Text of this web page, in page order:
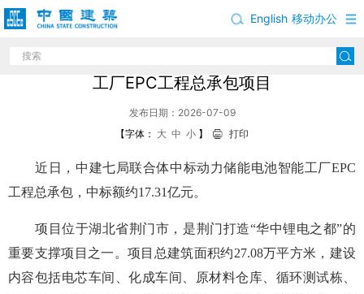
移动办公
English
中建七局联合体中标湖北荆门动力储能电池智能
工厂EPC工程总承包项目
发布日期：2026-07-09
【字体： 大 中 小 】 打印
近日，中建七局联合体中标动力储能电池智能工厂EPC
工程总承包，中标额约17.31亿元。
项目位于湖北省荆门市，是荆门打造“华中锂电之都”的
重要支撑项目之一。项目总建筑面积约27.08万平方米，建设
内容包括电芯车间、化成车间、原材料仓库、循环测试栋、